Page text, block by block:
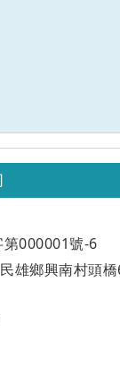
000001號-6
民雄鄉興南村頭